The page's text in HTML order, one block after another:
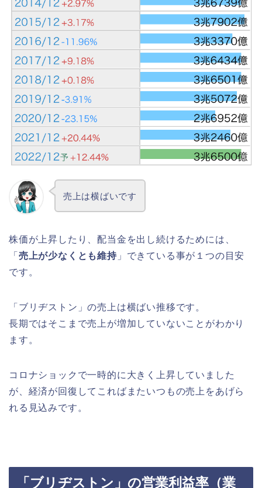
売上は横ばいです
株価が上昇したり、配当金を出し続けるためには、
「 売上が少なくとも維持」できている事が１つの目安
です。
「ブリヂストン」の売上は横ばい推移です。
長期ではそこまで売上が増加していないことがわかり
ます。
コロナショックで一時的に大きく上昇していました
が、経済が回復してこればまたいつもの売上をあげら
れる見込みです。
「ブリヂストン」の営業利益率（業